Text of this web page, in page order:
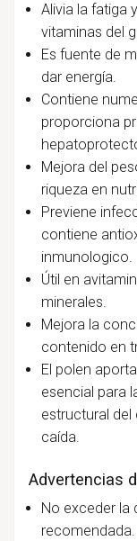
Alivia la fatiga
vitaminas del
Es fuente de
dar energía.
Contiene
proporciona
Mejora del
riqueza en
Previene
contiene
inmunologico.
Útil en
minerales.
Mejora la
contenido en
El polen aporta
esencial para
estructural del
caída.
Advertencias
No exceder la
recomendada.